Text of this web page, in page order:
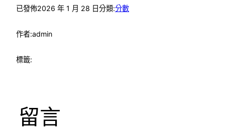
已發佈2026 年 1 月 28 日分類:分數
作者:admin
標籤:
留言